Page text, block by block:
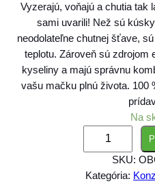
Vyzerajú, voňajú a chutia tak
sami uvarili! Než sú
neodolateľne chutnej šťave,
teplotu. Zároveň sú zdrojom
kyseliny a majú správnu
vašu mačku plnú života. 100
Na
ž
SKU:
Kategória: